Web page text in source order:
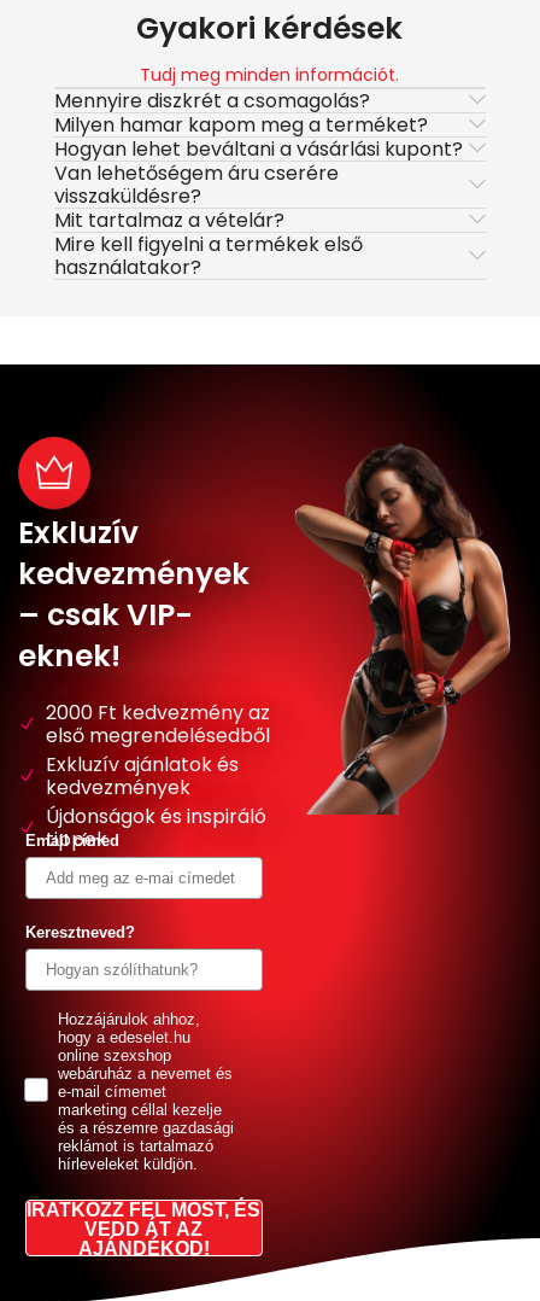
Gyakori kérdések
Tudj meg minden információt.
Mennyire diszkrét a csomagolás?
Milyen hamar kapom meg a terméket?
Hogyan lehet beváltani a vásárlási kupont?
Van lehetőségem áru cserére
visszaküldésre?
Mit tartalmaz a vételár?
Mire kell figyelni a termékek első
használatakor?
Exkluzív
kedvezmények
– csak VIP-
eknek!
2000 Ft kedvezmény az
első megrendelésedből
Exkluzív ajánlatok és
kedvezmények
Újdonságok és inspiráló
tippek
Email címed
Keresztneved?
GDPRHozzájárulok ahhoz,
hogy a edeselet.hu
online szexshop
webáruház a nevemet és
e-mail címemet
marketing céllal kezelje
és a részemre gazdasági
reklámot is tartalmazó
hírleveleket küldjön.
IRATKOZZ FEL MOST, ÉS
VEDD ÁT AZ
AJÁNDÉKOD!